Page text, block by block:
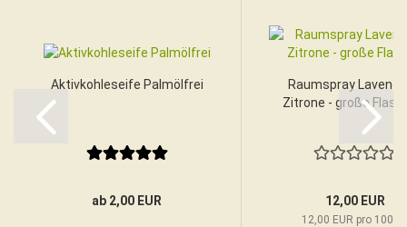
Aktivkohleseife Palmölfrei
ab 2,00 EUR
Raumspray
Zitrone - große
12,00 EUR
12,00 EUR pro 100